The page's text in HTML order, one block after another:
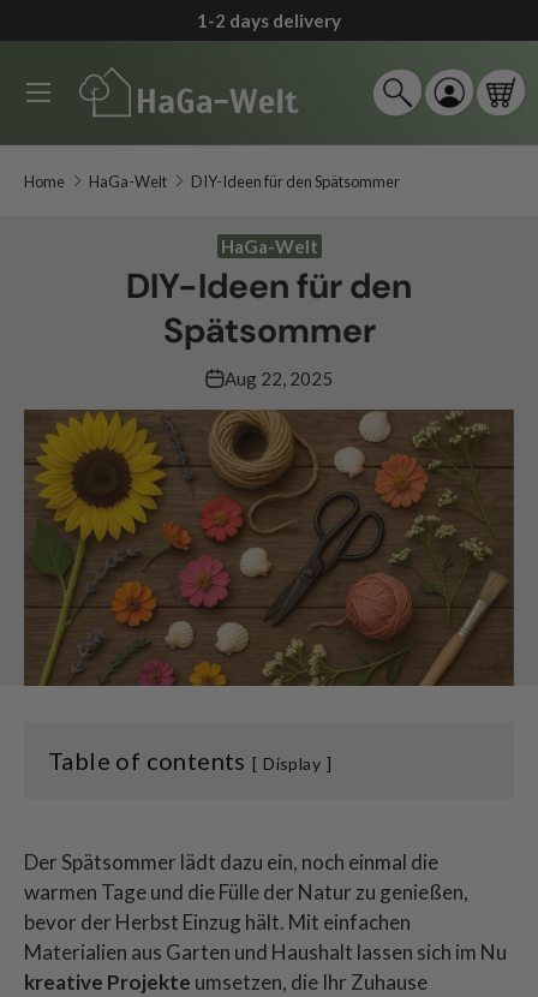
Zum Inhalt springen
Zum Menü springen
Barrierefreiheits-Widget öffnen
Skip to content
1-2 days delivery
Search
SearchLog in
Menu
Home HaGa-Welt DIY-Ideen für den Spätsommer
HaGa-Welt
DIY-Ideen für den
Spätsommer
Aug 22, 2025
Der Spätsommer lädt dazu ein, noch einmal die
warmen Tage und die Fülle der Natur zu genießen,
bevor der Herbst Einzug hält. Mit einfachen
Materialien aus Garten und Haushalt lassen sich im Nu
kreative Projekte umsetzen, die Ihr Zuhause
Table of contents Display